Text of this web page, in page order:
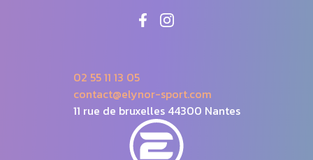
02 55 11 13 05
contact@elynor-sport.com
11 rue de bruxelles 44300 Nantes